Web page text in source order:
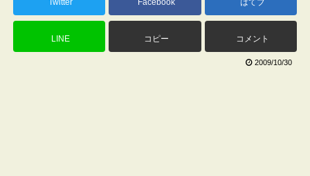
LINE コピー コメント
2009/10/30